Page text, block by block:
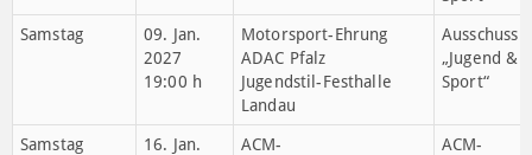
007
15.
Oktober
Oktober
Abgabetermin für
ADAC-Meisterschaft
Abgabetermin für
mvrp- und ACM-Club-
Meisterschaft
Dominik
(0176) 325
270 51)
Ausschuss
Jugend &